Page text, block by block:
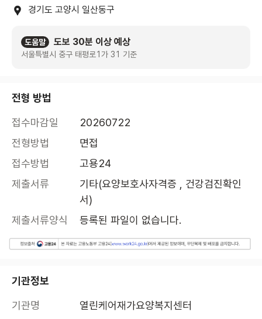
경기도 고양시 일산동구
도움말 도보 30분 이상 예상
서울특별시 중구 태평로1가 31 기준
전형 방법
접수마감일
20260722
전형방법
면접
접수방법
고용24
제출서류
기타(요양보호사자격증 , 건강검진확인
서)
제출서류양식
등록된 파일이 없습니다.
기관정보
기관명
열린케어재가요양복지센터